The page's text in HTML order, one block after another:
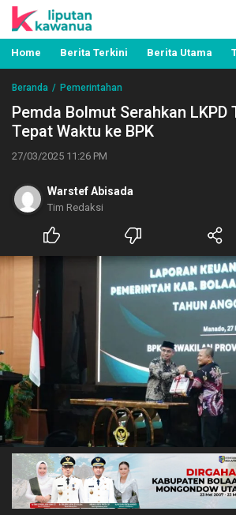
Liputan Kawanua
Berita Manado, Sulawesi Utara,
Pemerintahan, Hukum Kriminal
Home Berita Terkini Berita Utama
Beranda Pemerintahan
Pemda Bolmut Serahkan LKPD
Tepat Waktu ke BPK
27/03/2025 11:26 PM
Warstef Abisada
Tim Redaksi